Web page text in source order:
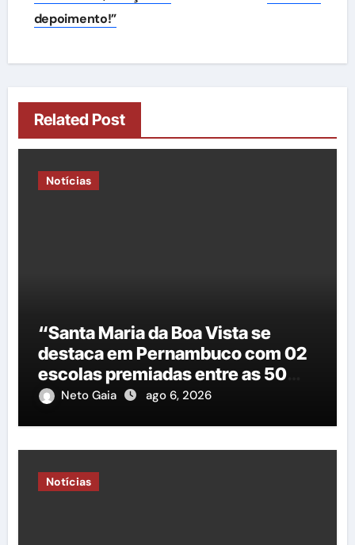
depoimento!”
Related Post
Notícias
“Santa Maria da Boa Vista se
destaca em Pernambuco com 02
escolas premiadas entre as 50
melhores do estado”
Neto Gaia ago 6, 2026
Notícias